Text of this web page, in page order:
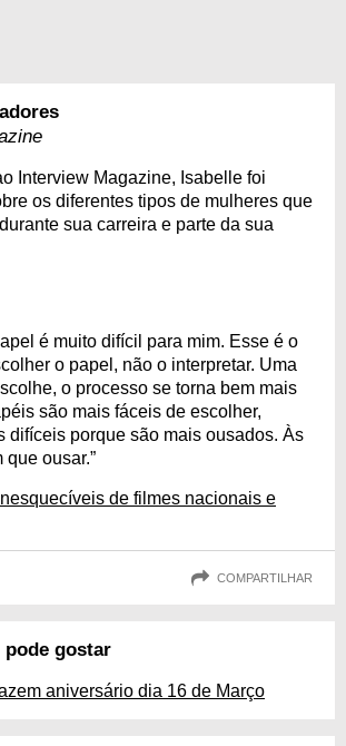
Interview Magazine, Isabelle foi
os diferentes tipos de mulheres que
sua carreira e parte da sua
é muito difícil para mim. Esse é o
o papel, não o interpretar. Uma
o processo se torna bem mais
são mais fáceis de escolher,
difíceis porque são mais ousados. Às
que ousar.”
de filmes nacionais e
COMPARTILHAR
pode gostar
aniversário dia 16 de Março